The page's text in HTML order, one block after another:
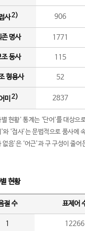
사2) 906
존 명사 1771
조 동사 115
형용사 52
미 2) 2837
현황' 통계는 '단어'를 대상으
와 ‘접사’는 문법적으로 품사에
없음’은 ‘어근’과 구 구성이 줄
현황
절 수 표제어
1 12266